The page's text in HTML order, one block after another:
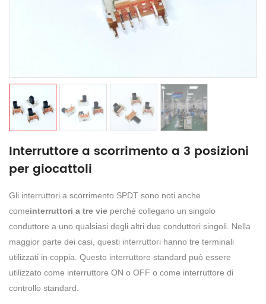
Interruttore a scorrimento a 3 posizioni
per giocattoli
Gli interruttori a scorrimento SPDT sono noti anche
comeinterruttori a tre vie perché collegano un singolo
conduttore a uno qualsiasi degli altri due conduttori singoli. Nella
maggior parte dei casi, questi interruttori hanno tre terminali
utilizzati in coppia. Questo interruttore standard può essere
utilizzato come interruttore ON o OFF o come interruttore di
controllo standard.